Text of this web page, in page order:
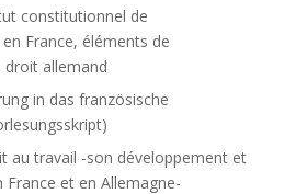
constitutionnel de
France, éléments de
droit allemand
in das französische
au travail -son développement et
et en Allemagne-